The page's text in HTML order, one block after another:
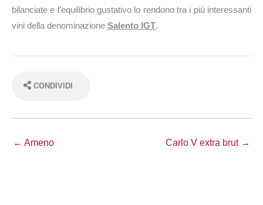
bilanciate e l’equilibrio gustativo lo rendono tra i più interessanti
vini della denominazione Salento IGT.
CONDIVIDI
← Ameno Carlo V extra brut →